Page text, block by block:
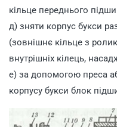
кільце переднього
д) зняти корпус букси
(зовнішнє кільце з
внутрішніх кілець,
е) за допомогою преса
корпусу букси блок